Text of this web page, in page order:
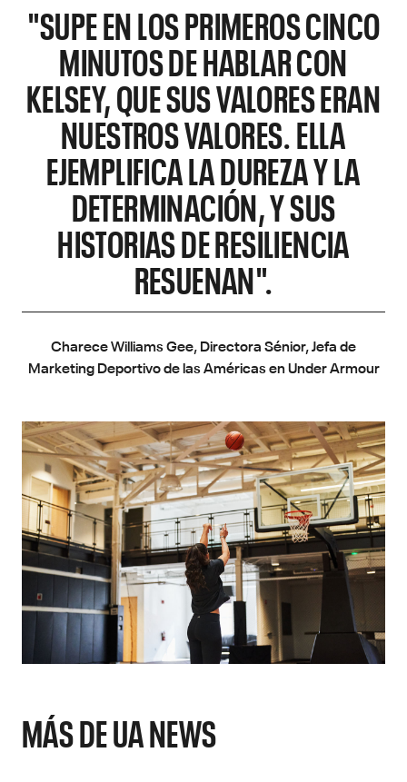
"SUPE EN LOS PRIMEROS CINCO
MINUTOS DE HABLAR CON
KELSEY, QUE SUS VALORES ERAN
NUESTROS VALORES. ELLA
EJEMPLIFICA LA DUREZA Y LA
DETERMINACIÓN, Y SUS
HISTORIAS DE RESILIENCIA
RESUENAN".
Charece Williams Gee, Directora Sénior, Jefa de
Marketing Deportivo de las Américas en Under Armour
MÁS DE UA NEWS